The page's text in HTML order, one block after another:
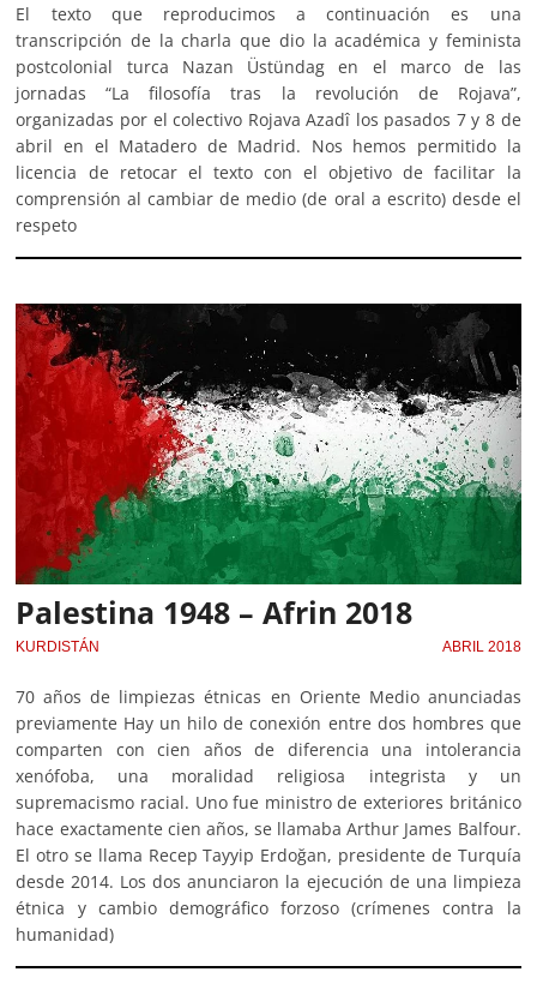
El texto que reproducimos a continuación es una
transcripción de la charla que dio la académica y feminista
postcolonial turca Nazan Üstündag en el marco de las
jornadas “La filosofía tras la revolución de Rojava”,
organizadas por el colectivo Rojava Azadî los pasados 7 y 8 de
abril en el Matadero de Madrid. Nos hemos permitido la
licencia de retocar el texto con el objetivo de facilitar la
comprensión al cambiar de medio (de oral a escrito) desde el
respeto
Palestina 1948 – Afrin 2018
KURDISTÁN ABRIL 2018
70 años de limpiezas étnicas en Oriente Medio anunciadas
previamente Hay un hilo de conexión entre dos hombres que
comparten con cien años de diferencia una intolerancia
xenófoba, una moralidad religiosa integrista y un
supremacismo racial. Uno fue ministro de exteriores británico
hace exactamente cien años, se llamaba Arthur James Balfour.
El otro se llama Recep Tayyip Erdoğan, presidente de Turquía
desde 2014. Los dos anunciaron la ejecución de una limpieza
étnica y cambio demográfico forzoso (crímenes contra la
humanidad)